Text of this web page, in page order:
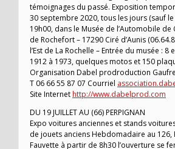
témoignages du passé. Exposition
30 septembre 2020, tous les jours (sauf
19h00, dans le Musée de l’Automobile de
de Rochefort – 17290 Ciré d’Aunis
l’Est de La Rochelle – Entrée du musée : 8
1912 à 1973, quelques motos et 150
Organisation Dabel prodroduction
T 06 66 55 87 07 Courriel
Site Internethttp://www.dabelprod.com
DU 19 JUILLET AU (66) PERPIGNAN
Expo voitures anciennes et stands
de jouets anciens Hebdomadaire au 126,
Fauvette à partir de 8h30 l’ouverture se